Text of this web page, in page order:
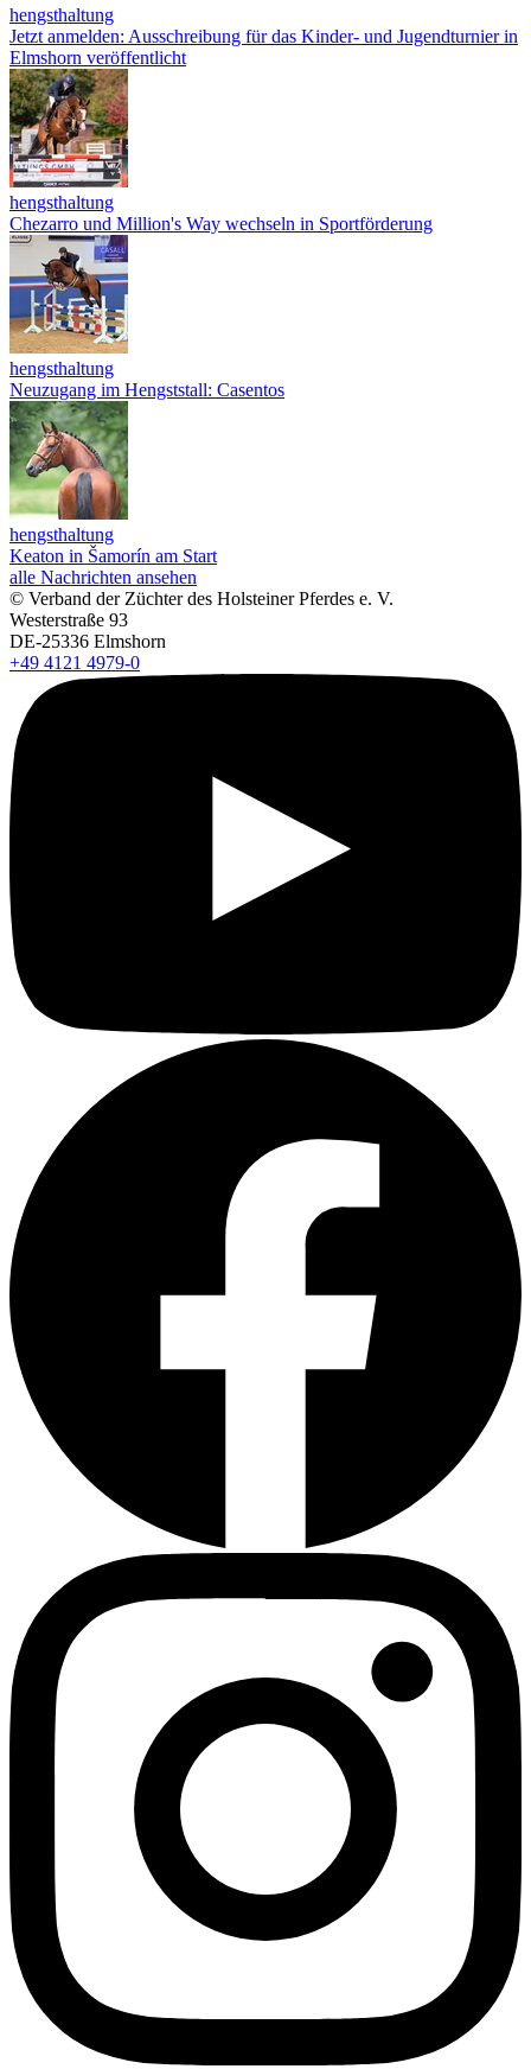
hengsthaltung
Jetzt anmelden: Ausschreibung für das Kinder- und Jugendturnier in
Elmshorn veröffentlicht
hengsthaltung
Chezarro und Million's Way wechseln in Sportförderung
hengsthaltung
Neuzugang im Hengststall: Casentos
hengsthaltung
Keaton in Šamorín am Start
alle Nachrichten ansehen
© Verband der Züchter des Holsteiner Pferdes e. V.
Westerstraße 93
DE-25336 Elmshorn
+49 4121 4979-0